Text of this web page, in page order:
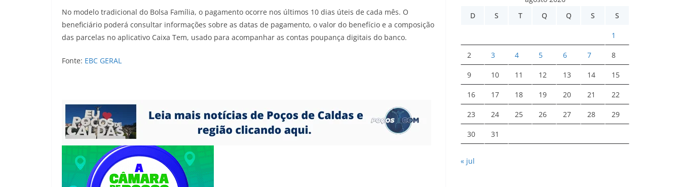
No modelo tradicional do Bolsa Família, o pagamento ocorre nos últimos 10 dias úteis de cada mês. O
beneficiário poderá consultar informações sobre as datas de pagamento, o valor do benefício e a composição
das parcelas no aplicativo Caixa Tem, usado para acompanhar as contas poupança digitais do banco.
Fonte: EBC GERAL
D
S T Q Q S S
1
2 3 4 5 6 7 8
9 10 11 12 13 14 15
16 17 18 19 20 21 22
23 24 25 26 27 28 29
30 31
« jul